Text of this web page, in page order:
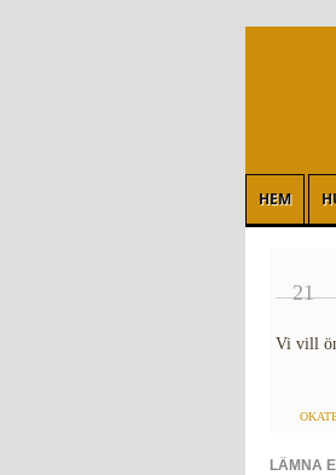
HEM
21
Vi vill
LÄMNA